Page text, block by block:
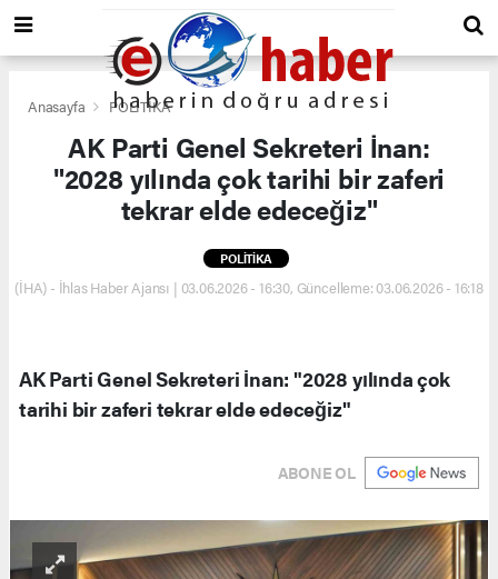
Anasayfa POLİTİKA
AK Parti Genel Sekreteri İnan:
"2028 yılında çok tarihi bir zaferi
tekrar elde edeceğiz"
POLİTİKA
(İHA) - İhlas Haber Ajansı | 03.06.2026 - 16:30, Güncelleme: 03.06.2026 - 16:18
AK Parti Genel Sekreteri İnan: "2028 yılında çok
tarihi bir zaferi tekrar elde edeceğiz"
ABONE OL